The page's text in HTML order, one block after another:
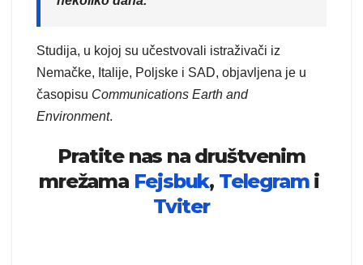
Studija, u kojoj su učestvovali istraživači iz
Nemačke, Italije, Poljske i SAD, objavljena je u
časopisu Communications Earth and
Environment.
Pratite nas na društvenim
mrežama Fejsbuk, Telegrami
Tviter